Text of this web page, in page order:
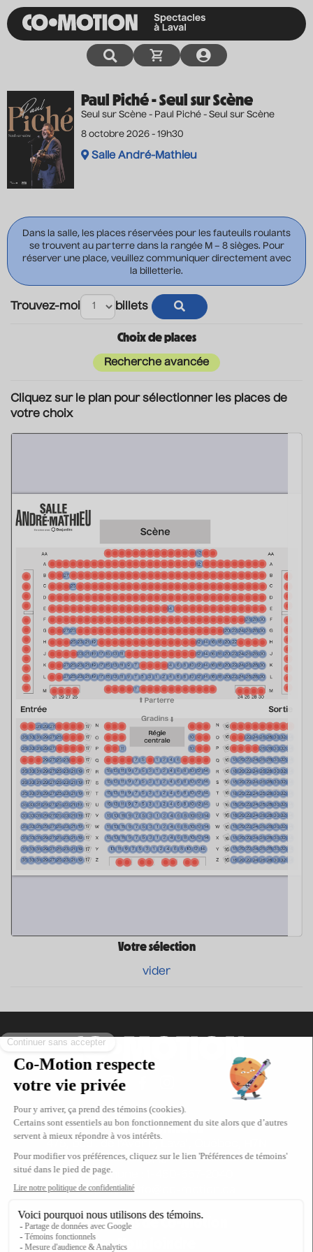
Paul Piché - Seul sur Scène
Seul sur Scène - Paul Piché - Seul sur Scène
8 octobre 2026 - 19h30
Salle André-Mathieu
Dans la salle, les places réservées pour les fauteuils roulants
se trouvent au parterre dans la rangée M – 8 sièges. Pour
réserver une place, veuillez communiquer directement avec
la billetterie.
Trouvez-moi billets
Choix de places
Recherche avancée
Cliquez sur le plan pour sélectionner les places de
votre choix
Votre sélection
vider
Coordonnées
475, boul. de l’Avenir, Laval, Québec, H7N
5H9
Téléphone : 1-450-667-2040
Courriel :info@co-motion.ca
À propos de Co-Motion
Nous joindre